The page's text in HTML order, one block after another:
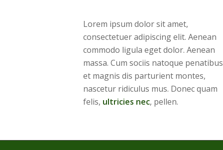
Lorem ipsum dolor sit amet,
consectetuer adipiscing elit. Aenean
commodo ligula eget dolor. Aenean
massa. Cum sociis natoque penatibus
et magnis dis parturient montes,
nascetur ridiculus mus. Donec quam
felis, ultricies nec, pellen.